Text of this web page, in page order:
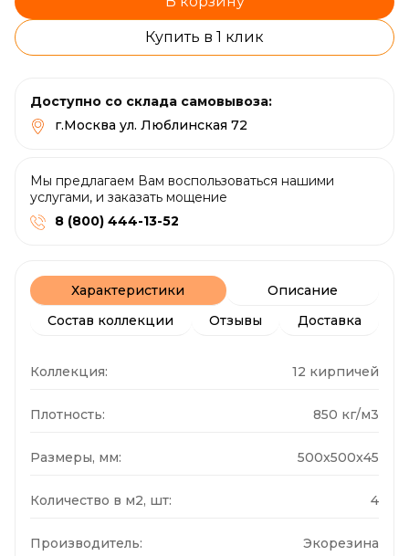
Купить в 1 клик
Доступно со склада самовывоза:
г.Москва ул. Люблинская 72
Мы предлагаем Вам воспользоваться нашими
услугами, и заказать мощение
8 (800) 444-13-52
Характеристики
Описание
Состав коллекции
Отзывы Доставка
Коллекция: 12 кирпичей
Плотность: 850 кг/м3
Размеры, мм: 500x500x45
Количество в м2, шт: 4
Производитель: Экорезина